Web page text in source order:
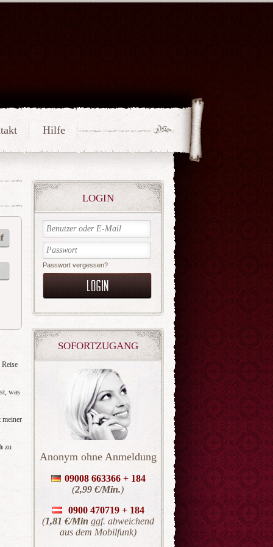
Hilfe
LOGIN
Passwort vergessen?
SOFORTZUGANG
Anonym ohne Anmeldung
09008 663366 + 184
(2,99 €/Min.)
0900 470719 + 184
(1,81 €/Min ggf. abweichend
aus dem Mobilfunk)
was
meiner
zu